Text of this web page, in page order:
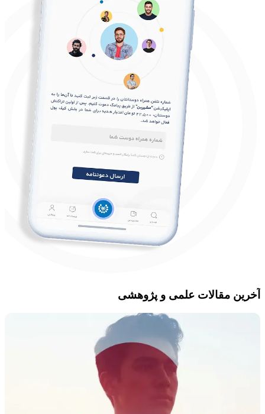
آخرین مقالات علمی و پژوهشی